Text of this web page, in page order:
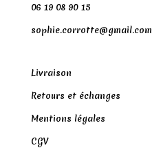
06 19 08 90 15
sophie.corrotte@gmail.com
Livraison
Retours et échanges
Mentions légales
CGV